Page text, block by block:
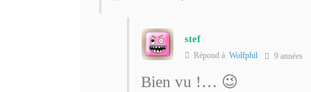
stef
Répond à Wolfphil 9 années
Bien vu !… 😉